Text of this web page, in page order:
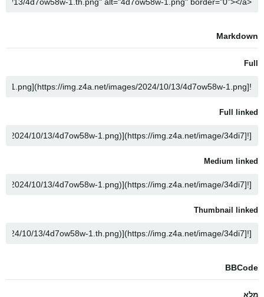
Markdown
Full
Full linked
Medium linked
Thumbnail linked
BBCode
מלא